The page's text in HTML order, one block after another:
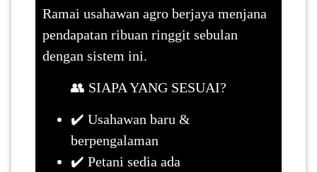
Ramai usahawan agro berjaya menjana
pendapatan ribuan ringgit sebulan
dengan sistem ini.
👥 SIAPA YANG SESUAI?
✔️ Usahawan baru &
berpengalaman
✔️ Petani sedia ada